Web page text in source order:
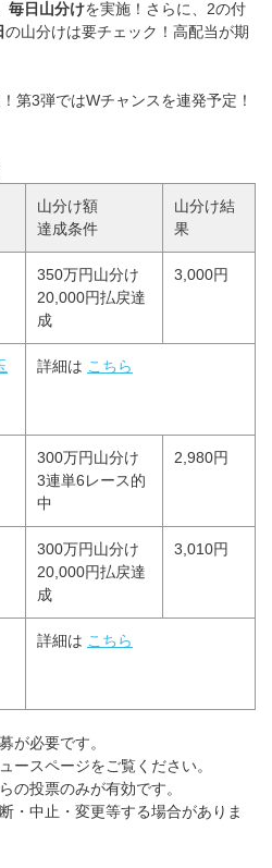
毎日山分けを実施！さらに、2の付
の山分けは要チェック！高配当が期
第3弾ではWチャンスを連発予定！
山分け額
達成条件
山分け結
果
350万円山分け
20,000円払戻達
成
3,000円
詳細は こちら
300万円山分け
3連単6レース的
中
2,980円
300万円山分け
20,000円払戻達
成
3,010円
詳細は こちら
が必要です。
ースページをご覧ください。
の投票のみが有効です。
・中止・変更等する場合がありま